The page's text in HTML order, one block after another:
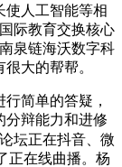
使人工智能等相
际教育交换核心
泉链海沃数字科
大的帮帮。
简单的答疑，
分辩能力和进修
坛正在抖音、微
正在线曲播。杨